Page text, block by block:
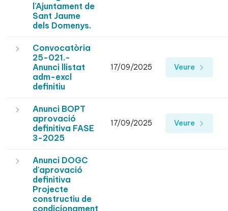
l'Ajuntament de
Sant Jaume
dels Domenys.
Convocatòria
25-021.-
Anunci llistat
adm-excl
definitiu
17/09/2025 Veure
Anunci BOPT
aprovació
definitiva FASE
3-2025
17/09/2025 Veure
Anunci DOGC
d'aprovació
definitiva
Projecte
constructiu de
condicionament